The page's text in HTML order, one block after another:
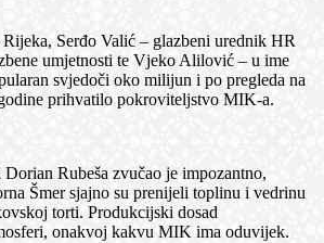
Serđo Valić – glazbeni urednik HR
umjetnosti te Vjeko Alilović – u ime
svjedoči oko milijun i po pregleda na
prihvatilo pokroviteljstvo MIK-a.
Rubeša zvučao je impozantno,
Šmer sjajno su prenijeli toplinu i vedrinu
torti. Produkcijski dosad
onakvoj kakvu MIK ima oduvijek.